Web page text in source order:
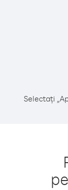
Selectați